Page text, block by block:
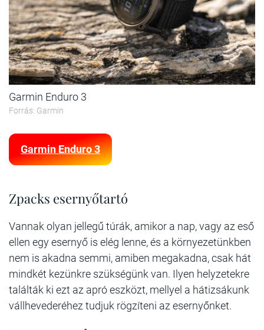
Garmin Enduro 3
Forrás: Garmin
Garmin Enduro 3
Zpacks esernyőtartó
Vannak olyan jellegű túrák, amikor a nap, vagy az eső
ellen egy esernyő is elég lenne, és a környezetünkben
nem is akadna semmi, amiben megakadna, csak hát
mindkét kezünkre szükségünk van. Ilyen helyzetekre
találták ki ezt az apró eszközt, mellyel a hátizsákunk
vállhevederéhez tudjuk rögzíteni az esernyőnket.